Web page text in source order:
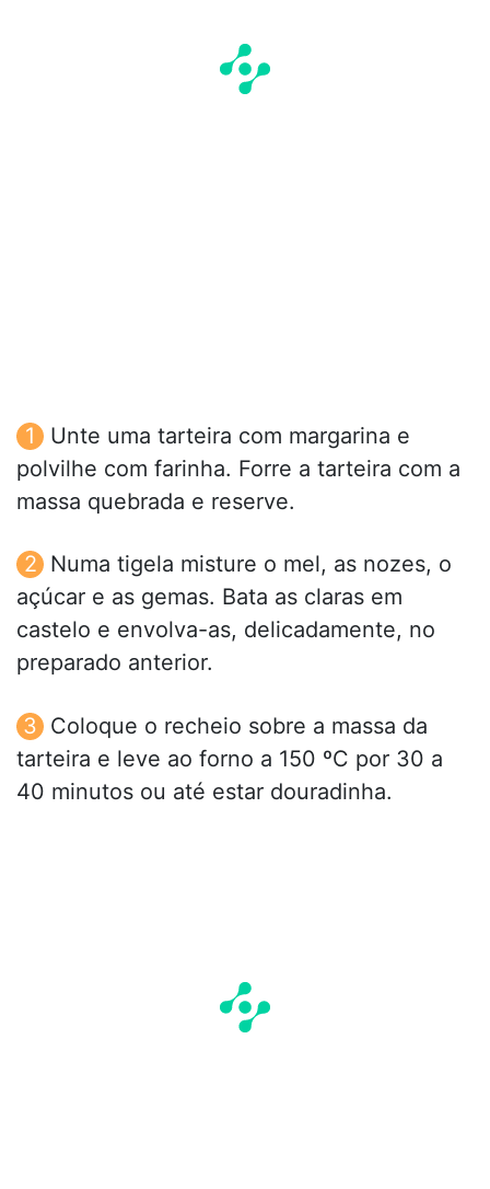
Unte uma tarteira com margarina e
polvilhe com farinha. Forre a tarteira com a
massa quebrada e reserve.
Numa tigela misture o mel, as nozes, o
açúcar e as gemas. Bata as claras em
castelo e envolva-as, delicadamente, no
preparado anterior.
Coloque o recheio sobre a massa da
tarteira e leve ao forno a 150 ºC por 30 a
40 minutos ou até estar douradinha.